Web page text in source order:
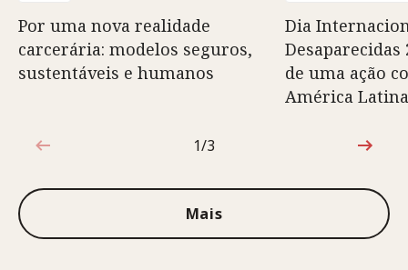
Por uma nova realidade
carcerária: modelos seguros,
sustentáveis e humanos
Dia
Desaparecidas
de uma ação
América Latina
1 de 3
1/3
Mais